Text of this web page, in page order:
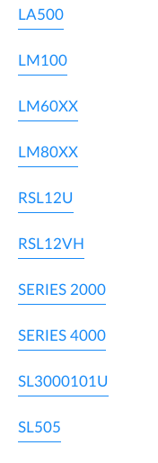
LA500
LM100
LM60XX
LM80XX
RSL12U
RSL12VH
SERIES 2000
SERIES 4000
SL3000101U
SL505